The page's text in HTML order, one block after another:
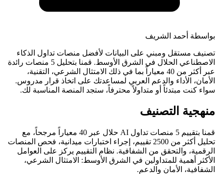
بواسطة أحمد الشريف
تصنيف مستقل ومبني على البيانات لأفضل منصات تداول الذكاء
الاصطناعي الحلال في الشرق الأوسط. قمنا بتحليل 5 منصات رائدة
عبر أكثر من 40 معياراً بما في ذلك الامتثال الشرعي، التقنية،
الأمان، الأداء والدعم العربي لمساعدتك على اتخاذ قرار مدروس.
سواء كنت مبتدئاً أو متداولاً محترفاً، ستجد المنصة المناسبة لك.
منهجية التصنيف
قمنا بتقييم 5 منصات تداول AI حلال عبر 40 معياراً مرجحاً، مع
تحليل أكثر من 2500 تقييم، إجراء اختبارات ميدانية، فحص المنصات
الرقمية، والتحقق من الشفافية. نظام التقييم يركز على العوامل
الأكثر أهمية للمتداولين في الشرق الأوسط: الامتثال الشرعي،
الشفافية، الأمان والدعم.